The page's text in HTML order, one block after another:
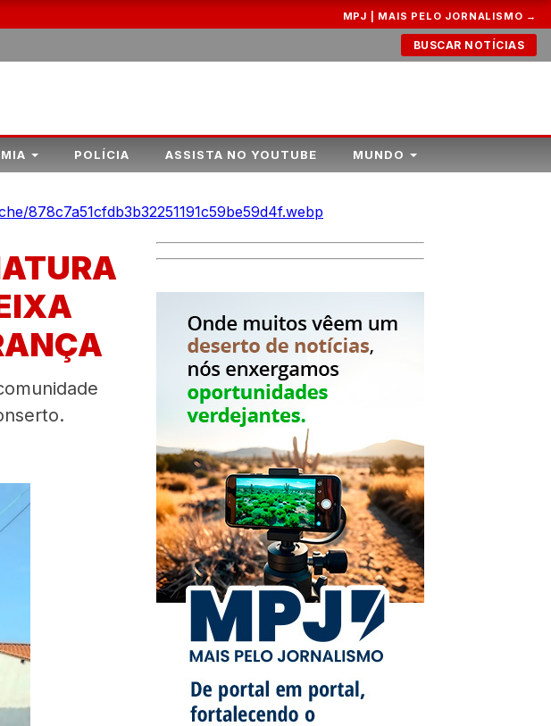
MPJ | MAIS PELO JORNALISMO →
BUSCAR NOTÍCIAS
POLÍCIA ASSISTA NO YOUTUBE MUNDO